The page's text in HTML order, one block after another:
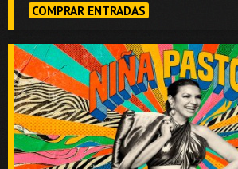
COMPRAR ENTRADAS